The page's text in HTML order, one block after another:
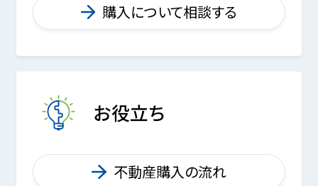
購入について相談する
お役立ち
不動産購入の流れ